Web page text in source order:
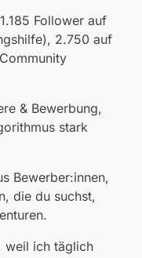
Follower auf
2.750 auf
& Bewerbung,
stark
Bewerber:innen,
die du suchst,
weil ich täglich